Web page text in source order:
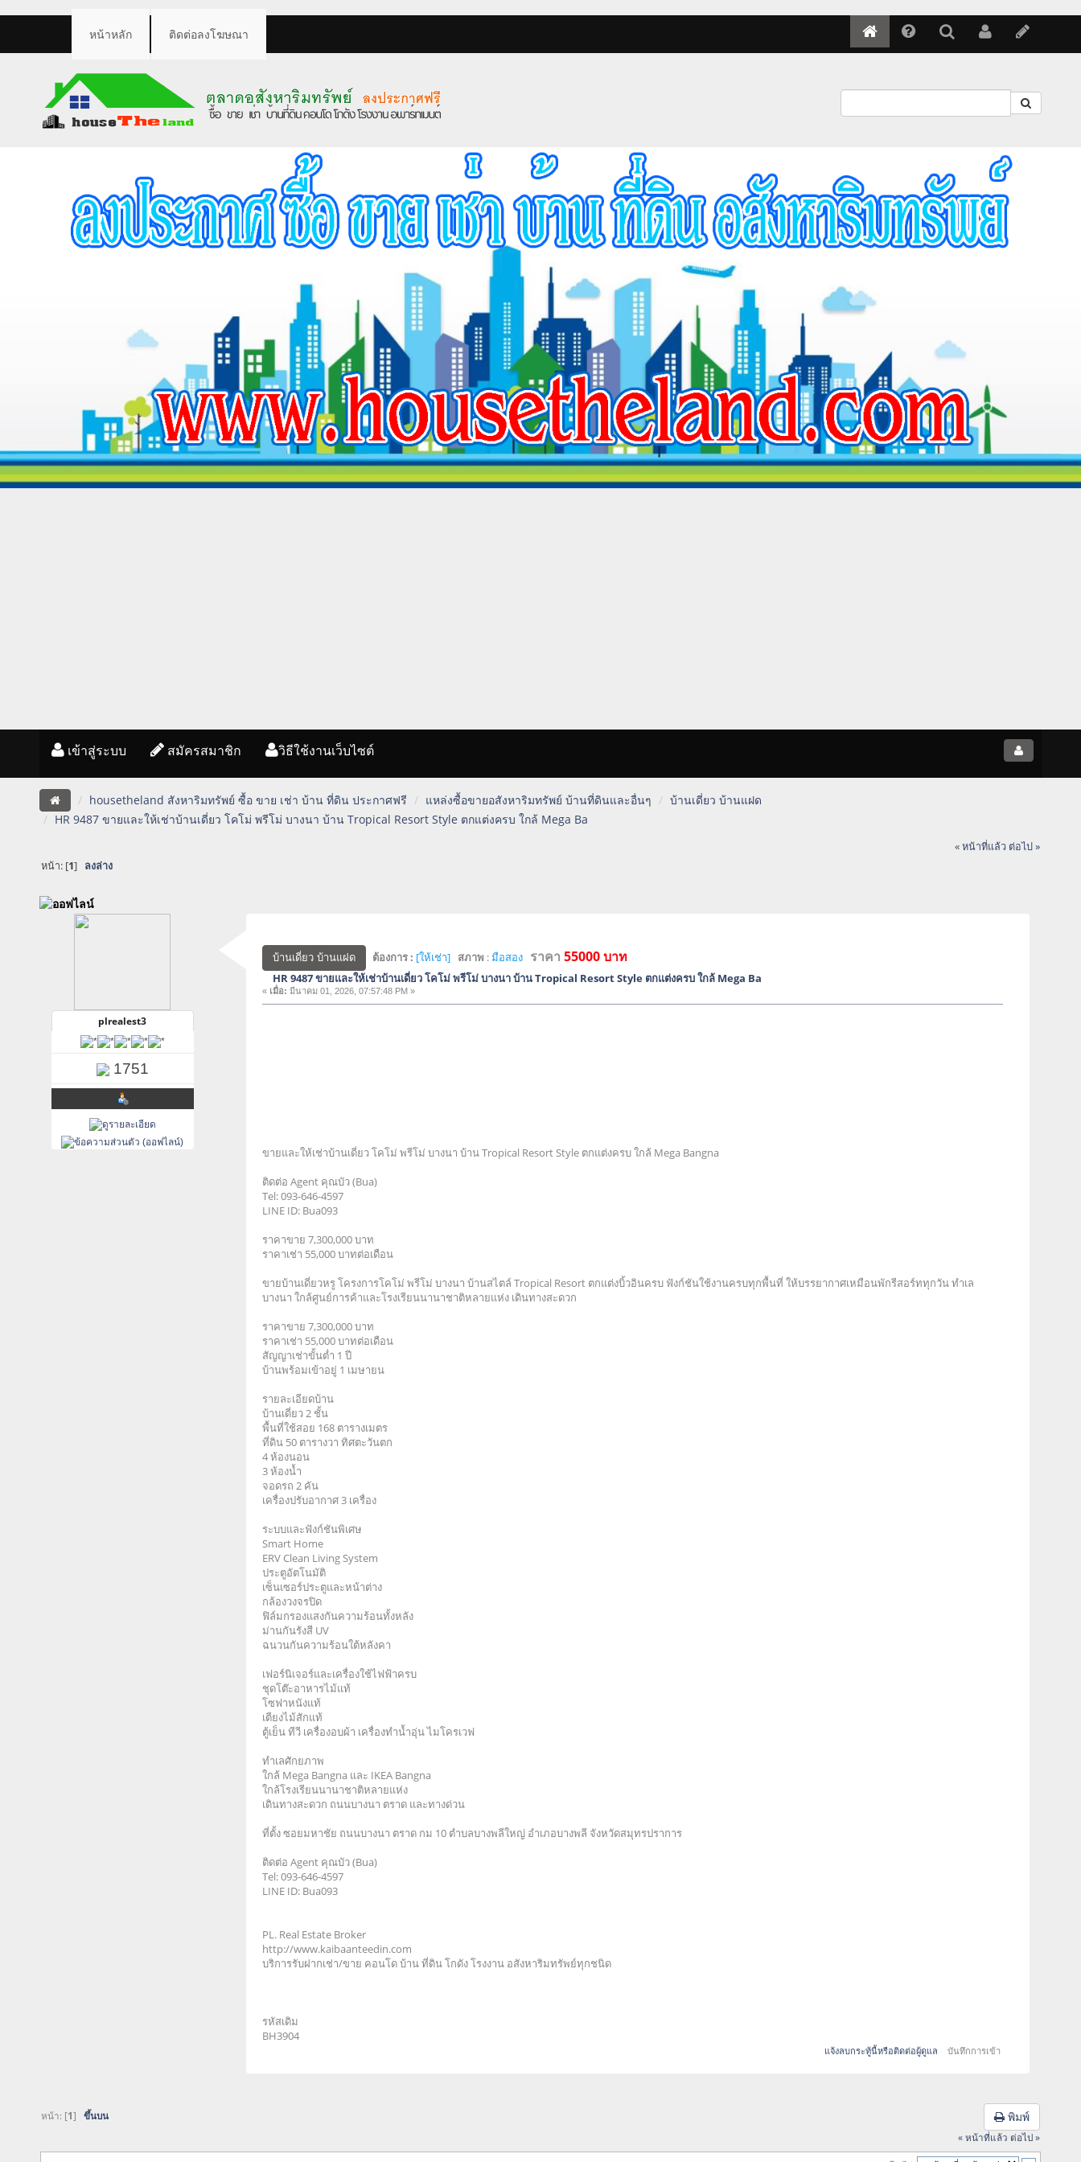
หน้าหลัก ติดต่อลงโฆษณา
เข้าสู่ระบบ สมัครสมาชิก วิธีใช้งานเว็บไซต์
housetheland สังหาริมทรัพย์ ซื้อ ขาย เช่า บ้าน ที่ดิน ประกาศฟรี แหล่งซื้อขายอสังหาริมทรัพย์ บ้านที่ดินและอื่นๆ
บ้านเดี่ยว บ้านแฝด
HR 9487 ขายและให้เช่าบ้านเดี่ยว โคโม่ พรีโม่ บางนา บ้าน Tropical Resort Style ตกแต่งครบ ใกล้ Mega Ba
« หน้าที่แล้ว ต่อไป »
หน้า: [1] ลงล่าง
plrealest3
1751
บ้านเดี่ยว บ้านแฝด ต้องการ : [ให้เช่า] สภาพ :มือสอง ราคา55000 บาท
HR 9487 ขายและให้เช่าบ้านเดี่ยว โคโม่ พรีโม่ บางนา บ้าน Tropical Resort Style ตกแต่งครบ ใกล้ Mega Ba
« เมื่อ: มีนาคม 01, 2026, 07:57:48 PM »
ขายและให้เช่าบ้านเดี่ยว โคโม่ พรีโม่ บางนา บ้าน Tropical Resort Style ตกแต่งครบ ใกล้ Mega Bangna
ติดต่อ Agent คุณบัว (Bua)
Tel: 093-646-4597
LINE ID: Bua093
ราคาขาย 7,300,000 บาท
ราคาเช่า 55,000 บาทต่อเดือน
ขายบ้านเดี่ยวหรู โครงการโคโม่ พรีโม่ บางนา บ้านสไตล์ Tropical Resort ตกแต่งบิ้วอินครบ ฟังก์ชันใช้งานครบทุกพื้นที่ ให้บรรยากาศเหมือนพักรีสอร์ททุกวัน ทำเล
บางนา ใกล้ศูนย์การค้าและโรงเรียนนานาชาติหลายแห่ง เดินทางสะดวก
ราคาขาย 7,300,000 บาท
ราคาเช่า 55,000 บาทต่อเดือน
สัญญาเช่าขั้นต่ำ 1 ปี
บ้านพร้อมเข้าอยู่ 1 เมษายน
รายละเอียดบ้าน
บ้านเดี่ยว 2 ชั้น
พื้นที่ใช้สอย 168 ตารางเมตร
ที่ดิน 50 ตารางวา ทิศตะวันตก
4 ห้องนอน
3 ห้องน้ำ
จอดรถ 2 คัน
เครื่องปรับอากาศ 3 เครื่อง
ระบบและฟังก์ชันพิเศษ
Smart Home
ERV Clean Living System
ประตูอัตโนมัติ
เซ็นเซอร์ประตูและหน้าต่าง
กล้องวงจรปิด
ฟิล์มกรองแสงกันความร้อนทั้งหลัง
ม่านกันรังสี UV
ฉนวนกันความร้อนใต้หลังคา
เฟอร์นิเจอร์และเครื่องใช้ไฟฟ้าครบ
ชุดโต๊ะอาหารไม้แท้
โซฟาหนังแท้
เตียงไม้สักแท้
ตู้เย็น ทีวี เครื่องอบผ้า เครื่องทำน้ำอุ่น ไมโครเวฟ
ทำเลศักยภาพ
ใกล้ Mega Bangna และ IKEA Bangna
ใกล้โรงเรียนนานาชาติหลายแห่ง
เดินทางสะดวก ถนนบางนา ตราด และทางด่วน
ที่ตั้ง ซอยมหาชัย ถนนบางนา ตราด กม 10 ตำบลบางพลีใหญ่ อำเภอบางพลี จังหวัดสมุทรปราการ
ติดต่อ Agent คุณบัว (Bua)
Tel: 093-646-4597
LINE ID: Bua093
PL. Real Estate Broker
http://www.kaibaanteedin.com
บริการรับฝากเช่า/ขาย คอนโด บ้าน ที่ดิน โกดัง โรงงาน อสังหาริมทรัพย์ทุกชนิด
รหัสเดิม
BH3904
แจ้งลบกระทู้นี้หรือติดต่อผู้ดูแล บันทึกการเข้า
พิมพ์
หน้า: [1] ขึ้นบน
« หน้าที่แล้ว ต่อไป »